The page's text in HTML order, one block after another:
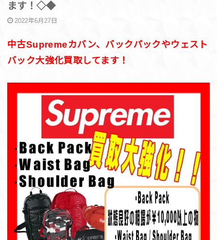
ます！◇◆
2022年6月27日
中古Supremeカバン、バックパックやウェスト
バック大強化買取してます！